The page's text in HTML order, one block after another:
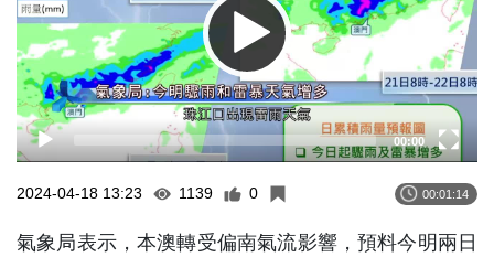
00:00
2024-04-18 13:23 1139 0 00:01:14
氣象局表示，本澳轉受偏南氣流影響，預料今明兩日